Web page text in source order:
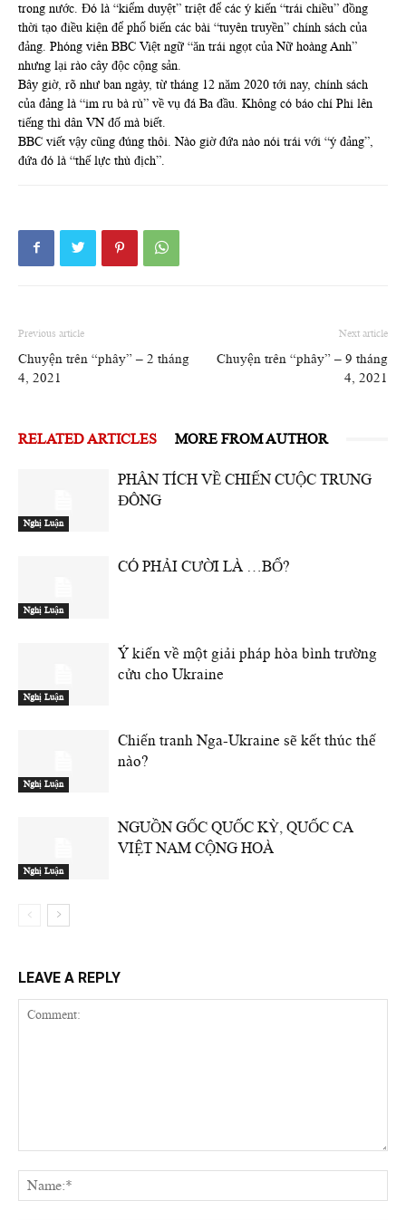
trong nước. Đó là “kiểm duyệt” triệt để các ý kiến “trái chiều” đồng
thời tạo điều kiện để phổ biến các bài “tuyên truyền” chính sách của
đảng. Phóng viên BBC Việt ngữ “ăn trái ngọt của Nữ hoàng Anh”
nhưng lại rào cây độc cộng sản.
Bây giờ, rõ như ban ngày, từ tháng 12 năm 2020 tới nay, chính sách
của đảng là “im ru bà rù” về vụ đá Ba đầu. Không có báo chí Phi lên
tiếng thì dân VN đố mà biết.
BBC viết vậy cũng đúng thôi. Nào giờ đứa nào nói trái với “ý đảng”,
đứa đó là “thế lực thù địch”.
Previous article
Chuyện trên “phây” – 2 tháng
4, 2021
Next article
Chuyện trên “phây” – 9 tháng
4, 2021
RELATED ARTICLES MORE FROM AUTHOR
Nghị Luận
PHÂN TÍCH VỀ CHIẾN CUỘC TRUNG
ĐÔNG
Nghị Luận
CÓ PHẢI CƯỜI LÀ …BỔ?
Nghị Luận
Ý kiến về một giải pháp hòa bình trường
cửu cho Ukraine
Nghị Luận
Chiến tranh Nga-Ukraine sẽ kết thúc thế
nào?
Nghị Luận
NGUỒN GỐC QUỐC KỲ, QUỐC CA
VIỆT NAM CỘNG HOÀ
LEAVE A REPLY